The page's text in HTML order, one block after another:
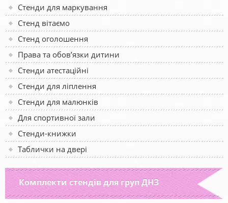
Стенди для маркування
Стенд вітаємо
Стенд оголошення
Права та обов’язки дитини
Стенди атестаційні
Стенди для ліплення
Стенди для малюнків
Для спортивної зали
Стенди-книжки
Таблички на двері
Комплекти стендів для груп ДНЗ